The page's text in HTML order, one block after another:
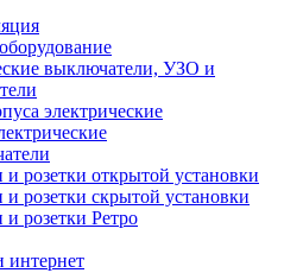
выключатели, УЗО и
электрические
розетки открытой установки
розетки скрытой установки
розетки Ретро